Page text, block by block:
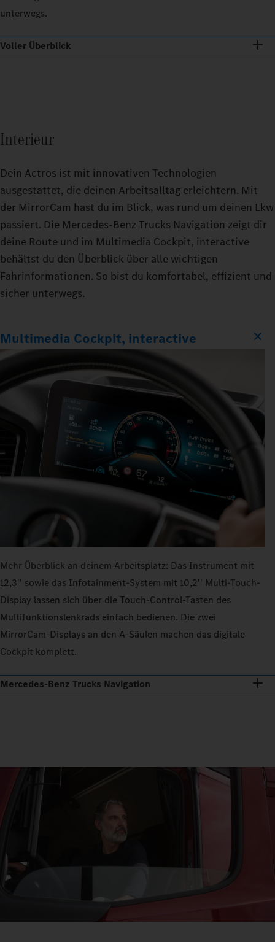
unterwegs.
Voller Überblick
Interieur
Dein Actros ist mit innovativen Technologien
ausgestattet, die deinen Arbeitsalltag erleichtern. Mit
der MirrorCam hast du im Blick, was rund um deinen Lkw
passiert. Die Mercedes‑Benz Trucks Navigation zeigt dir
deine Route und im Multimedia Cockpit, interactive
behältst du den Überblick über alle wichtigen
Fahrinformationen. So bist du komfortabel, effizient und
sicher unterwegs.
Multimedia Cockpit, interactive
Mehr Überblick an deinem Arbeitsplatz: Das Instrument mit
12,3'' sowie das Infotainment-System mit 10,2'' Multi‑Touch-
Display lassen sich über die Touch‑Control-Tasten des
Multifunktionslenkrads einfach bedienen. Die zwei
MirrorCam-Displays an den A‑Säulen machen das digitale
Cockpit komplett.
Mercedes‑Benz Trucks Navigation